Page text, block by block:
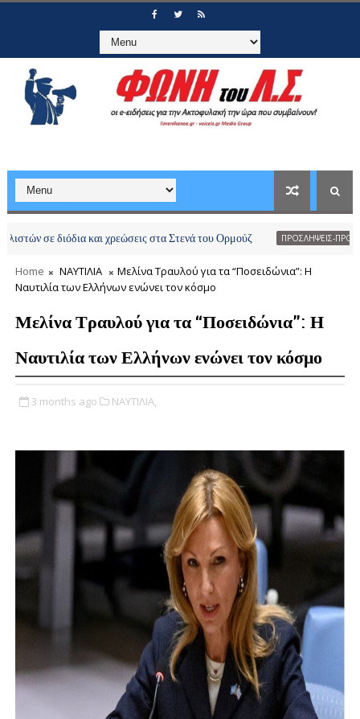
διόδια και χρεώσεις στα Στενά του Ορμούζ ΠΡΟΣΛΗΨΕΙΣ-ΠΡΟΑΓΩΓΕΣ
Home ΝΑΥΤΙΛΙΑ
Μελίνα Τραυλού για τα “Ποσειδώνια”: Η
Ναυτιλία των Ελλήνων ενώνει τον κόσμο
Μελίνα Τραυλού για τα “Ποσειδώνια”: Η
Ναυτιλία των Ελλήνων ενώνει τον κόσμο
3 months ago ΝΑΥΤΙΛΙΑ,